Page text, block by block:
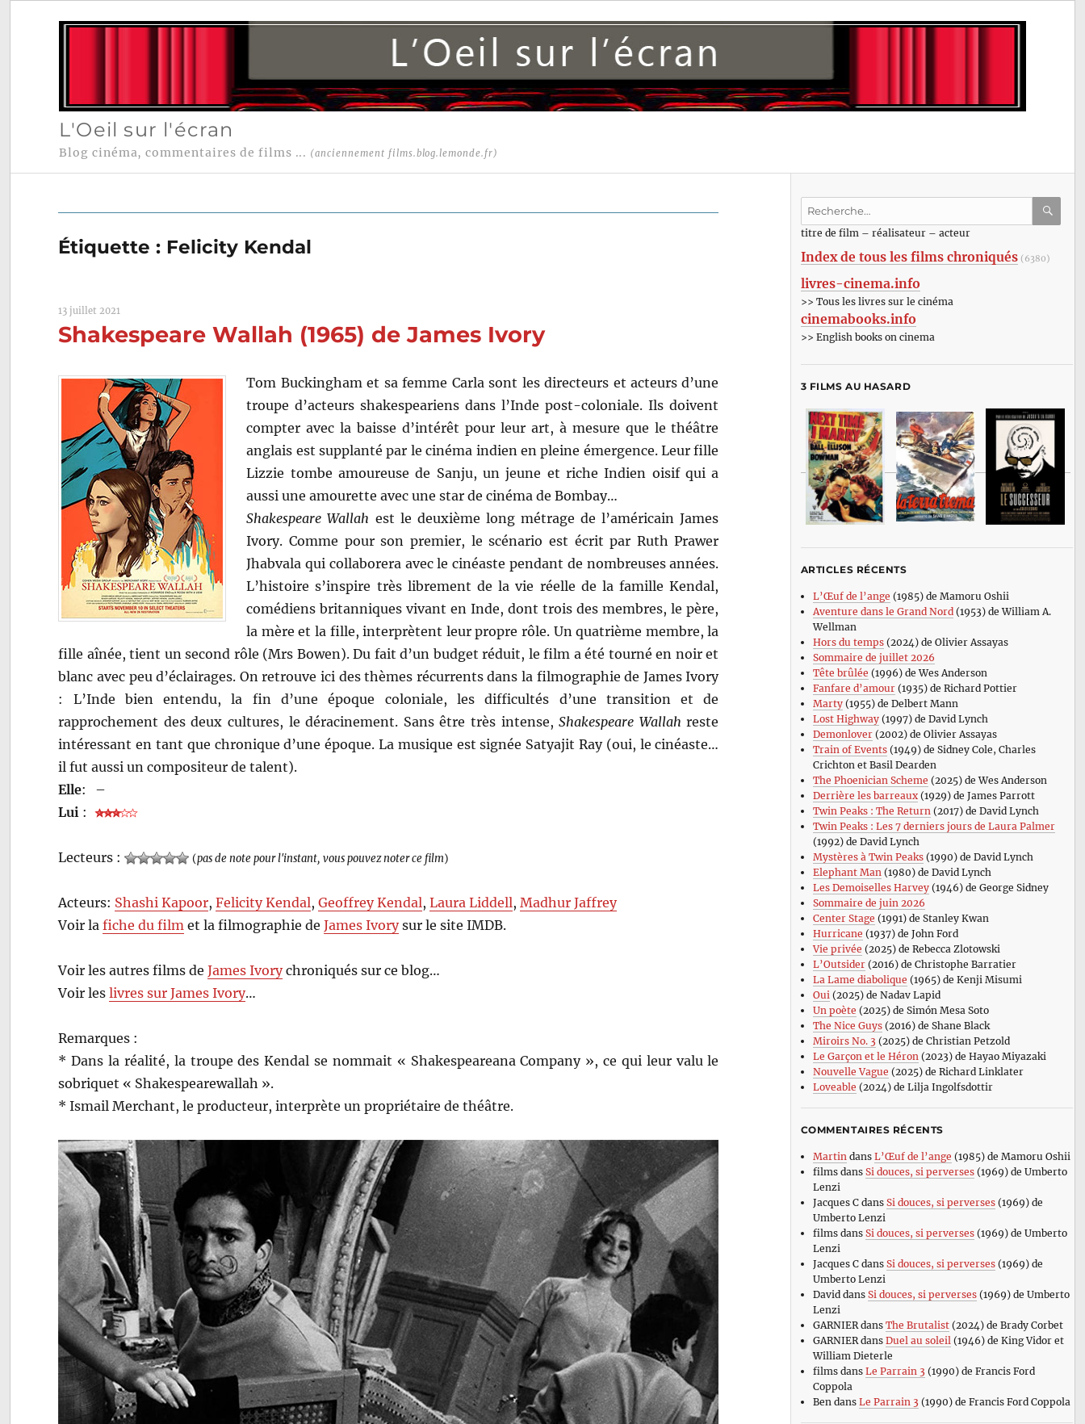
L'Oeil sur l'écran
Blog cinéma, commentaires de films ... (anciennement films.blog.lemonde.fr)
Étiquette : Felicity Kendal
13 juillet 2021
Shakespeare Wallah (1965) de James Ivory
Tom Buckingham et sa femme Carla sont les directeurs et acteurs d’une
troupe d’acteurs shakespeariens dans l’Inde post-coloniale. Ils doivent
compter avec la baisse d’intérêt pour leur art, à mesure que le théâtre
anglais est supplanté par le cinéma indien en pleine émergence. Leur fille
Lizzie tombe amoureuse de Sanju, un jeune et riche Indien oisif qui a
aussi une amourette avec une star de cinéma de Bombay…
Shakespeare Wallah est le deuxième long métrage de l’américain James
Ivory. Comme pour son premier, le scénario est écrit par Ruth Prawer
Jhabvala qui collaborera avec le cinéaste pendant de nombreuses années.
L’histoire s’inspire très librement de la vie réelle de la famille Kendal,
comédiens britanniques vivant en Inde, dont trois des membres, le père,
la mère et la fille, interprètent leur propre rôle. Un quatrième membre, la
fille aînée, tient un second rôle (Mrs Bowen). Du fait d’un budget réduit, le film a été tourné en noir et
blanc avec peu d’éclairages. On retrouve ici des thèmes récurrents dans la filmographie de James Ivory
: L’Inde bien entendu, la fin d’une époque coloniale, les difficultés d’une transition et de
rapprochement des deux cultures, le déracinement. Sans être très intense,Shakespeare Wallah reste
intéressant en tant que chronique d’une époque. La musique est signée Satyajit Ray (oui, le cinéaste…
il fut aussi un compositeur de talent).
Elle:
–
Lui :
Lecteurs : (pas de note pour l'instant, vous pouvez noter ce film)
Acteurs: Shashi Kapoor,Felicity Kendal,Geoffrey Kendal,Laura Liddell,Madhur Jaffrey
Voir lafiche du film et la filmographie deJames Ivorysur le site IMDB.
Voir les autres films deJames Ivorychroniqués sur ce blog…
Voir leslivres sur James Ivory…
Remarques :
* Dans la réalité, la troupe des Kendal se nommait « Shakespeareana Company », ce qui leur valu le
sobriquet « Shakespearewallah ».
* Ismail Merchant, le producteur, interprète un propriétaire de théâtre.
Recherche
:titre de film – réalisateur – acteur
Index de tous les films chroniqués (6380)
livres-cinema.info
>> Tous les livres sur le cinéma
cinemabooks.info
>> English books on cinema
3 FILMS AU HASARD
ARTICLES RÉCENTS
L’Œuf de l’ange (1985) de Mamoru Oshii
Aventure dans le Grand Nord(1953) de William A.
Wellman
Hors du temps(2024) de Olivier Assayas
Sommaire de juillet 2026
Tête brûlée (1996) de Wes Anderson
Fanfare d’amour(1935) de Richard Pottier
Marty(1955) de Delbert Mann
Lost Highway(1997) de David Lynch
Demonlover(2002) de Olivier Assayas
Train of Events(1949) de Sidney Cole, Charles
Crichton et Basil Dearden
The Phoenician Scheme (2025) de Wes Anderson
Derrière les barreaux(1929) de James Parrott
Twin Peaks : The Return(2017) de David Lynch
Twin Peaks : Les 7 derniers jours de Laura Palmer
(1992) de David Lynch
Mystères à Twin Peaks(1990) de David Lynch
Elephant Man(1980) de David Lynch
Les Demoiselles Harvey(1946) de George Sidney
Sommaire de juin 2026
Center Stage (1991) de Stanley Kwan
Hurricane (1937) de John Ford
Vie privée (2025) de Rebecca Zlotowski
L’Outsider(2016) de Christophe Barratier
La Lame diabolique (1965) de Kenji Misumi
Oui(2025) de Nadav Lapid
Un poète (2025) de Simón Mesa Soto
The Nice Guys(2016) de Shane Black
Miroirs No. 3 (2025) de Christian Petzold
Le Garçon et le Héron(2023) de Hayao Miyazaki
Nouvelle Vague (2025) de Richard Linklater
Loveable (2024) de Lilja Ingolfsdottir
COMMENTAIRES RÉCENTS
Martin dans L’Œuf de l’ange (1985) de Mamoru Oshii
filmsdans Si douces, si perverses(1969) de Umberto
Lenzi
Jacques Cdans Si douces, si perverses(1969) de
Umberto Lenzi
filmsdans Si douces, si perverses(1969) de Umberto
Lenzi
Jacques Cdans Si douces, si perverses(1969) de
Umberto Lenzi
David dans Si douces, si perverses(1969) de Umberto
Lenzi
GARNIERdans The Brutalist(2024) de Brady Corbet
GARNIERdans Duel au soleil (1946) de King Vidor et
William Dieterle
filmsdans Le Parrain 3 (1990) de Francis Ford
Coppola
Ben dans Le Parrain 3 (1990) de Francis Ford Coppola